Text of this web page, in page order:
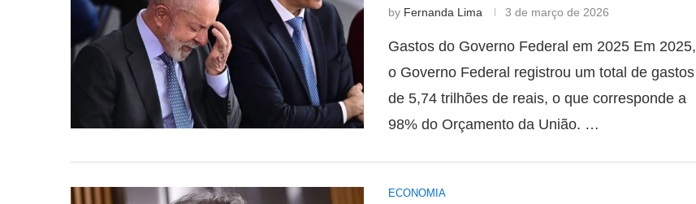
by Fernanda Lima 3 de março de 2026
Gastos do Governo Federal em 2025 Em 2025,
o Governo Federal registrou um total de gastos
de 5,74 trilhões de reais, o que corresponde a
98% do Orçamento da União. …
ECONOMIA